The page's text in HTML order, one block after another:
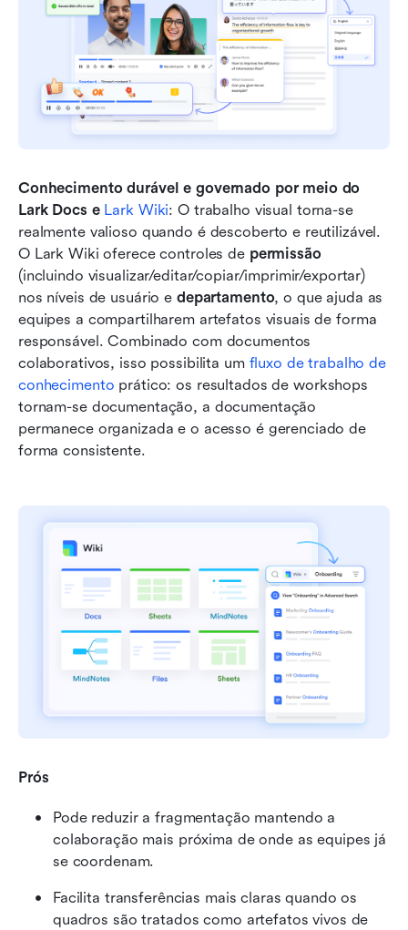
Conhecimento durável e governado por meio do
Lark Docs e Lark Wiki: O trabalho visual torna-se
realmente valioso quando é descoberto e reutilizável.
O Lark Wiki oferece controles de permissão
(incluindo visualizar/editar/copiar/imprimir/exportar)
nos níveis de usuário e departamento, o que ajuda as
equipes a compartilharem artefatos visuais de forma
responsável. Combinado com documentos
colaborativos, isso possibilita um fluxo de trabalho de
conhecimento prático: os resultados de workshops
tornam-se documentação, a documentação
permanece organizada e o acesso é gerenciado de
forma consistente.
Prós
Pode reduzir a fragmentação mantendo a
colaboração mais próxima de onde as equipes já
se coordenam.
Facilita transferências mais claras quando os
quadros são tratados como artefatos vivos de